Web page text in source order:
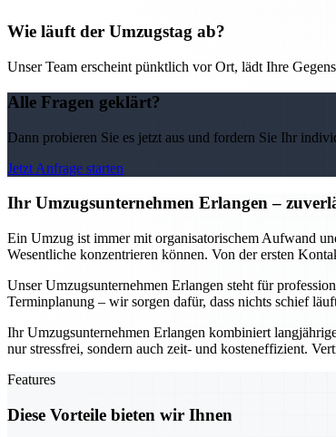
Wie läuft der Umzugstag ab?
Unser Team erscheint pünktlich vor Ort, lädt Ihre
Alle Fragen geklärt?
Dann probieren Sie es jetzt aus und fordern Sie Ihr
Jetzt Anfrage starten
Ihr Umzugsunternehmen Erlangen –
Ein Umzug ist immer mit organisatorischem Aufwand
Wesentliche konzentrieren können. Von der ersten
Unser Umzugsunternehmen Erlangen steht für
Terminplanung – wir sorgen dafür, dass nichts schief
Ihr Umzugsunternehmen Erlangen kombiniert
nur stressfrei, sondern auch zeit- und kosteneffizient.
Features
Diese Vorteile bieten wir Ihnen